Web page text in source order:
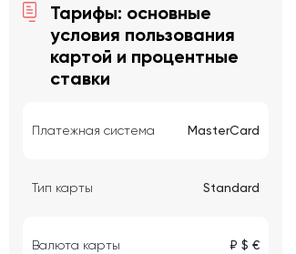
Тарифы: основные
условия пользования
картой и процентные
ставки
Платежная система MasterCard
Тип карты Standard
Валюта карты ₽ $ €